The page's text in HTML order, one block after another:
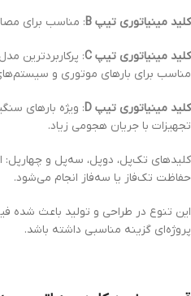
کلید مینیاتوری تیپ B : مناسب برای
کلید مینیاتوری تیپ C
: پرکاربردترین
مناسب برای بارهای موتوری و سیستم‌های
کلید مینیاتوری تیپ D
: ویژه بارهای
تجهیزات با جریان هجومی زیاد.
کلیدهای تک‌پل، دوپل، سه‌پل و چهارپل:
حفاظت تک‌فاز یا سه‌فاز انجام می‌شود.
این تنوع در طراحی و تولید باعث شده
پروژه‌ای گزینه مناسبی داشته باشد.